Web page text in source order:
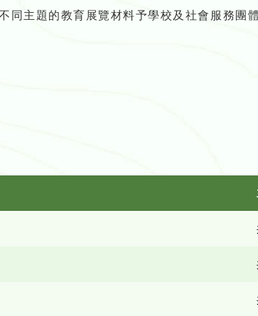
同主題的教育展覽材料予學校及社會服務團